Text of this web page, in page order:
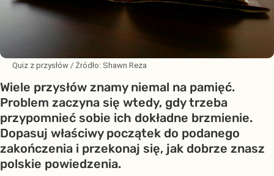
Quiz z przysłów / Źródło: Shawn Reza
Wiele przysłów znamy niemal na pamięć.
Problem zaczyna się wtedy, gdy trzeba
przypomnieć sobie ich dokładne brzmienie.
Dopasuj właściwy początek do podanego
zakończenia i przekonaj się, jak dobrze znasz
polskie powiedzenia.